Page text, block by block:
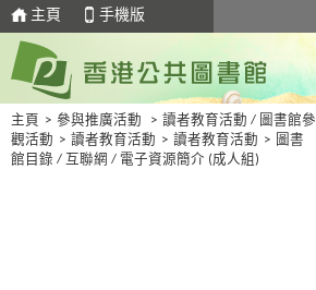
主頁 手機版
主頁 > 參與推廣活動 > 讀者教育活動 / 圖書館參
觀活動 > 讀者教育活動 > 讀者教育活動 > 圖書
館目錄 / 互聯網 / 電子資源簡介 (成人組)